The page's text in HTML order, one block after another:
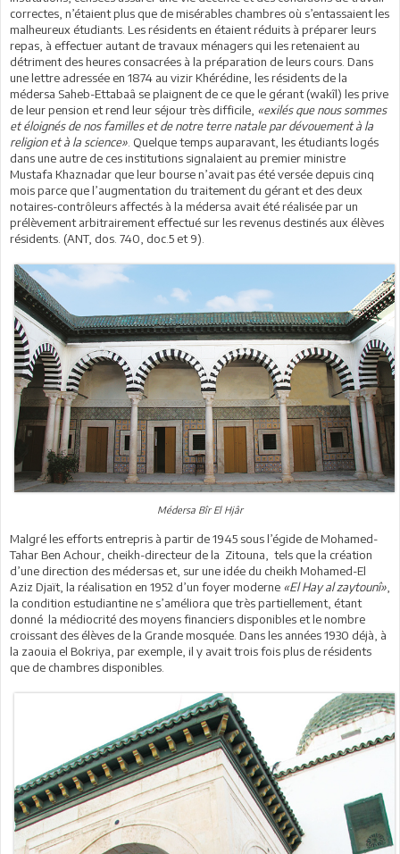
correctes, n’étaient plus que de misérables chambres où s’entassaient les
malheureux étudiants. Les résidents en étaient réduits à préparer leurs
repas, à effectuer autant de travaux ménagers qui les retenaient au
détriment des heures consacrées à la préparation de leurs cours. Dans
une lettre adressée en 1874 au vizir Khérédine, les résidents de la
médersa Saheb-Ettabaâ se plaignent de ce que le gérant (wakîl) les prive
de leur pension et rend leur séjour très difficile, «exilés que nous sommes
et éloignés de nos familles et de notre terre natale par dévouement à la
religion et à la science» . Quelque temps auparavant, les étudiants logés
dans une autre de ces institutions signalaient au premier ministre
Mustafa Khaznadar que leur bourse n’avait pas été versée depuis cinq
mois parce que l’augmentation du traitement du gérant et des deux
notaires-contrôleurs affectés à la médersa avait été réalisée par un
prélèvement arbitrairement effectué sur les revenus destinés aux élèves
résidents. (ANT, dos. 740, doc.5 et 9).
Médersa Bîr El Hjâr
Malgré les efforts entrepris à partir de 1945 sous l’égide de Mohamed-
Tahar Ben Achour, cheikh-directeur de la Zitouna, tels que la création
d’une direction des médersas et, sur une idée du cheikh Mohamed-El
Aziz Djaït, la réalisation en 1952 d’un foyer moderne «El Hay al zaytounî»
la condition estudiantine ne s’améliora que très partiellement, étant
donné la médiocrité des moyens financiers disponibles et le nombre
croissant des élèves de la Grande mosquée. Dans les années 1930 déjà, à
la zaouia el Bokriya, par exemple, il y avait trois fois plus de résidents
que de chambres disponibles.